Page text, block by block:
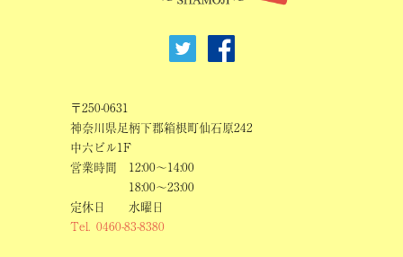
〒250-0631
神奈川県足柄下郡箱根町仙石原242
中六ビル1F
営業時間
12:00～14:00
18:00～23:00
定休日
水曜日
Tel. 0460-83-8380